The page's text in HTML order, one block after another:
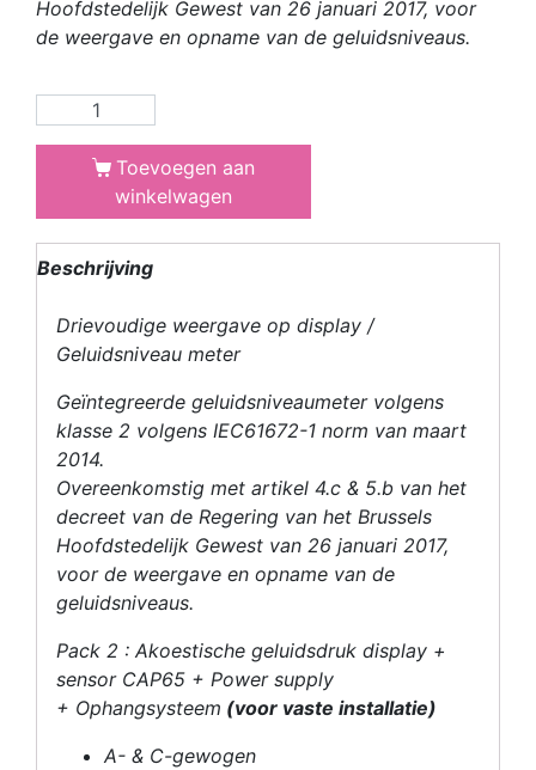
Hoofdstedelijk Gewest van 26 januari 2017, voor
de weergave en opname van de geluidsniveaus.
Toevoegen aan
winkelwagen
Beschrijving
Drievoudige weergave op display /
Geluidsniveau meter
Geïntegreerde geluidsniveaumeter volgens
klasse 2 volgens IEC61672-1 norm van maart
2014.
Overeenkomstig met artikel 4.c & 5.b van het
decreet van de Regering van het Brussels
Hoofdstedelijk Gewest van 26 januari 2017,
voor de weergave en opname van de
geluidsniveaus.
Pack 2 : Akoestische geluidsdruk display +
sensor CAP65 + Power supply
+ Ophangsysteem (voor vaste installatie)
A- & C-gewogen